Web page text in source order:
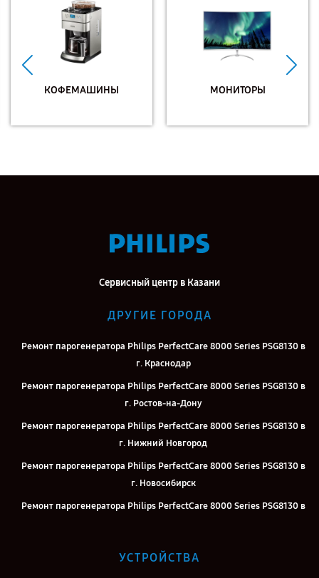
КОФЕМАШИНЫ МОНИТОРЫ
Сервисный центр в Казани
ДРУГИЕ ГОРОДА
Ремонт парогенератора Philips PerfectCare 8000 Series PSG8130 в
г. Краснодар
Ремонт парогенератора Philips PerfectCare 8000 Series PSG8130 в
г. Ростов-на-Дону
Ремонт парогенератора Philips PerfectCare 8000 Series PSG8130 в
г. Нижний Новгород
Ремонт парогенератора Philips PerfectCare 8000 Series PSG8130 в
г. Новосибирск
Ремонт парогенератора Philips PerfectCare 8000 Series PSG8130 в
г. Екатеринбург
УСТРОЙСТВА